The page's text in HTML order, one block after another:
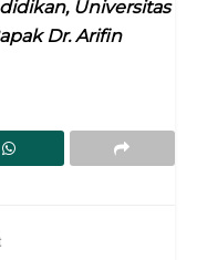
Universitas
Dr. Arifin